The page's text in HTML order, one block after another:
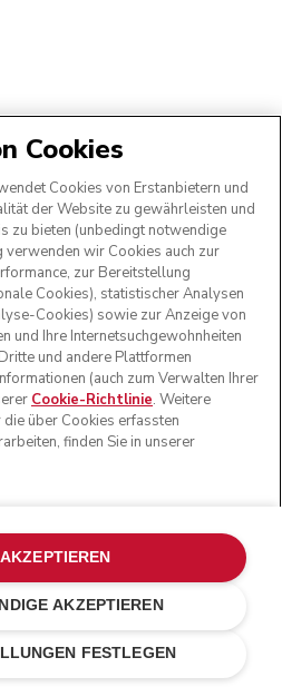
€ 29,90
Cookies
Cookies von Erstanbietern und
der Website zu gewährleisten und
zu bieten (unbedingt notwendige
verwenden wir Cookies auch zur
zur Bereitstellung
Cookies), statistischer Analysen
Cookies) sowie zur Anzeige von
und Ihre Internetsuchgewohnheiten
und andere Plattformen
(auch zum Verwalten Ihrer
Cookie-Richtlinie. Weitere
über Cookies erfassten
finden Sie in unserer
FESTLEGEN
AKZEPTIEREN